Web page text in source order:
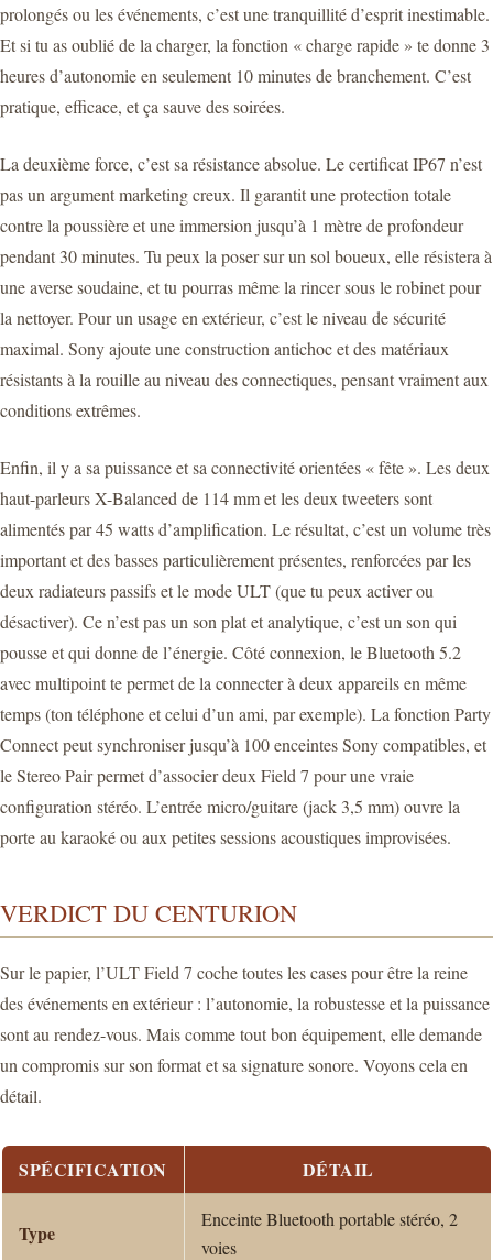
prolongés ou les événements, c’est une tranquillité d’esprit inestimable.
Et si tu as oublié de la charger, la fonction « charge rapide » te donne 3
heures d’autonomie en seulement 10 minutes de branchement. C’est
pratique, efficace, et ça sauve des soirées.
La deuxième force, c’est sa résistance absolue. Le certificat IP67 n’est
pas un argument marketing creux. Il garantit une protection totale
contre la poussière et une immersion jusqu’à 1 mètre de profondeur
pendant 30 minutes. Tu peux la poser sur un sol boueux, elle résistera à
une averse soudaine, et tu pourras même la rincer sous le robinet pour
la nettoyer. Pour un usage en extérieur, c’est le niveau de sécurité
maximal. Sony ajoute une construction antichoc et des matériaux
résistants à la rouille au niveau des connectiques, pensant vraiment aux
conditions extrêmes.
Enfin, il y a sa puissance et sa connectivité orientées « fête ». Les deux
haut-parleurs X-Balanced de 114 mm et les deux tweeters sont
alimentés par 45 watts d’amplification. Le résultat, c’est un volume très
important et des basses particulièrement présentes, renforcées par les
deux radiateurs passifs et le mode ULT (que tu peux activer ou
désactiver). Ce n’est pas un son plat et analytique, c’est un son qui
pousse et qui donne de l’énergie. Côté connexion, le Bluetooth 5.2
avec multipoint te permet de la connecter à deux appareils en même
temps (ton téléphone et celui d’un ami, par exemple). La fonction Party
Connect peut synchroniser jusqu’à 100 enceintes Sony compatibles, et
le Stereo Pair permet d’associer deux Field 7 pour une vraie
configuration stéréo. L’entrée micro/guitare (jack 3,5 mm) ouvre la
porte au karaoké ou aux petites sessions acoustiques improvisées.
VERDICT DU CENTURION
Sur le papier, l’ULT Field 7 coche toutes les cases pour être la reine
des événements en extérieur : l’autonomie, la robustesse et la puissance
sont au rendez-vous. Mais comme tout bon équipement, elle demande
un compromis sur son format et sa signature sonore. Voyons cela en
détail.
SPÉCIFICATION DÉTAIL
Type
Enceinte Bluetooth portable stéréo, 2
voies